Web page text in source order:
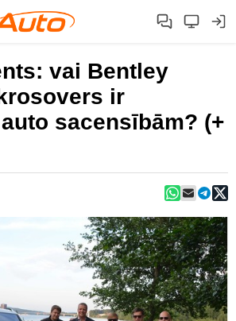
vai Bentley
ir
sacensībām? (+